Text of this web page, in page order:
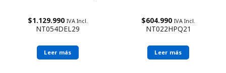
$1.129.990 IVA Incl.
NT054DEL29
Leer más
$604.990 IVA Incl.
NT022HPQ21
Leer más